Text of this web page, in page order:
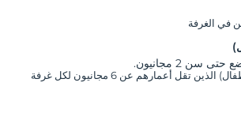
في الغرفة
سن 2 مجانيون.